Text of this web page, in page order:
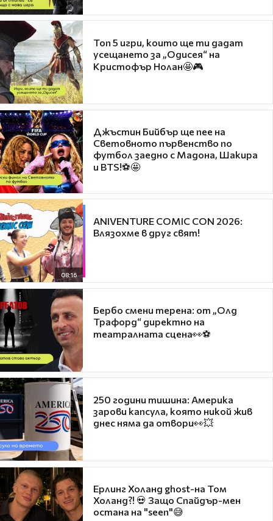
Топ 5 игри, които ще ти дадат
усещането за „Одисея“ на
Кристофър Нолан🤩🎮
Джъстин Бийбър ще пее на
Световното първенство по
футбол заедно с Мадона, Шакира
и BTS!⚽🤩
08:16
ANIVENTURE COMIC CON 2026:
Влязохме в друг свят!
Бербо смени терена: от „Олд
Трафорд“ директно на
театралната сцена👀⚽
250 години тишина: Америка
зарови капсула, която никой жив
днес няма да отвори👀💥
Ерлинг Холанд ghost-на Том
Холанд?! 💀 Защо Спайдър-мен
остана на "seen"😅